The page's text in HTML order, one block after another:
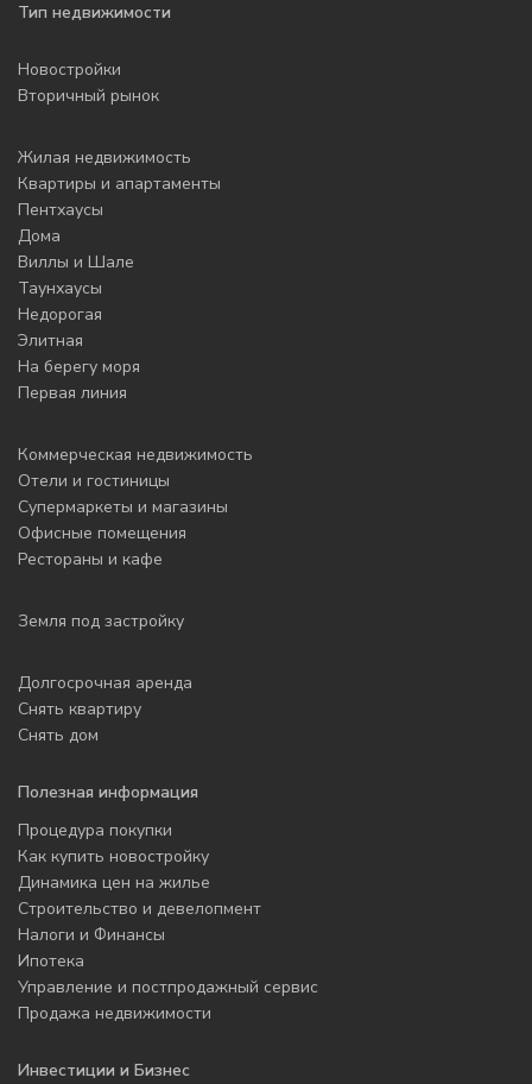
Тип недвижимости
Новостройки
Вторичный рынок
Жилая недвижимость
Квартиры и апартаменты
Пентхаусы
Дома
Виллы и Шале
Таунхаусы
Недорогая
Элитная
На берегу моря
Первая линия
Коммерческая недвижимость
Отели и гостиницы
Супермаркеты и магазины
Офисные помещения
Рестораны и кафе
Земля под застройку
Долгосрочная аренда
Снять квартиру
Снять дом
Полезная информация
Процедура покупки
Как купить новостройку
Динамика цен на жилье
Строительство и девелопмент
Налоги и Финансы
Ипотека
Управление и постпродажный сервис
Продажа недвижимости
Инвестиции и Бизнес